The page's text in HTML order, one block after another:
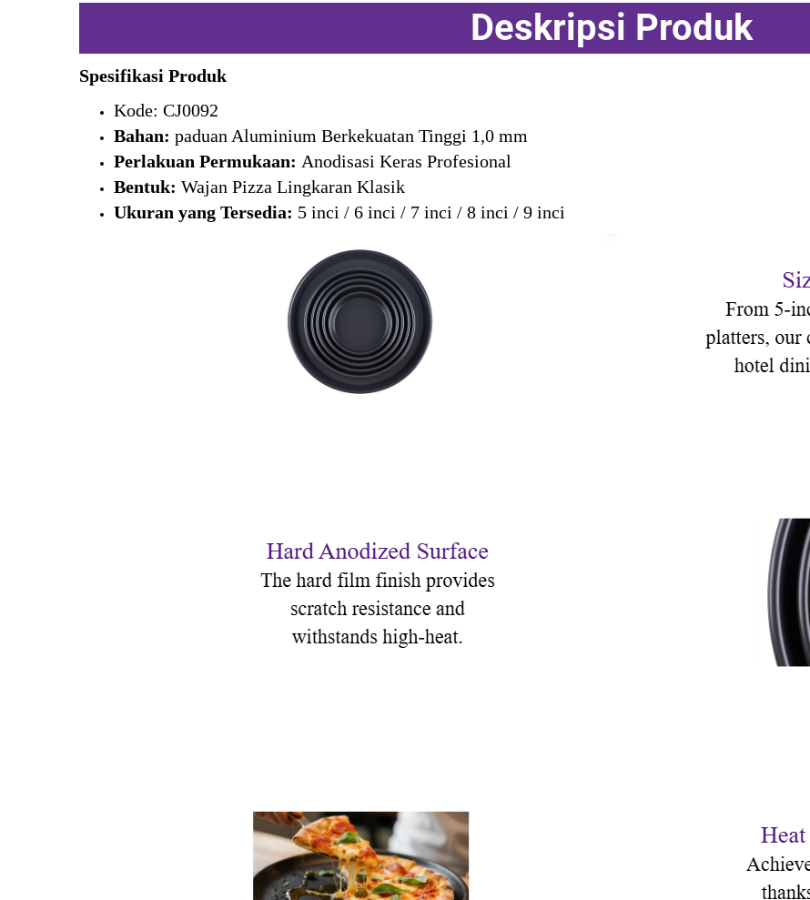
Deskripsi Produk
Spesifikasi Produk
Kode: CJ0092
Bahan: paduan Aluminium Berkekuatan Tinggi 1,0 mm
Perlakuan Permukaan: Anodisasi Keras Profesional
Bentuk: Wajan Pizza Lingkaran Klasik
Ukuran yang Tersedia: 5 inci / 6 inci / 7 inci / 8 inci / 9 inci